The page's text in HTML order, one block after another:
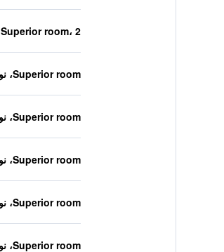
Superior room، 2 من أسرّة التوأم
Superior room، نوع السرير غير معروف
Superior room، نوع السرير غير معروف
Superior room، نوع السرير غير معروف
Superior room، نوع السرير غير معروف
Superior room، نوع السرير غير معروف